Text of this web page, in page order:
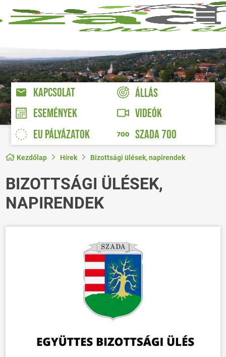
KAPCSOLAT
ÁLLÁS
ESEMÉNYEK
VIDEÓK
EU PÁLYÁZATOK
SZADA 700
Kezdőlap Hírek Bizottsági ülések, napirendek
BIZOTTSÁGI ÜLÉSEK,
NAPIRENDEK